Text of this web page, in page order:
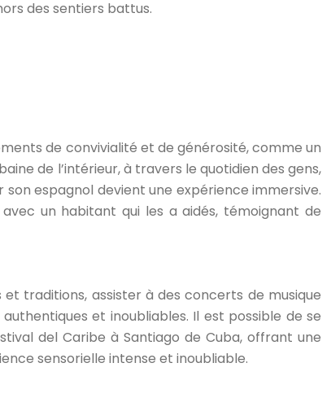
des sentiers battus.
de convivialité et de générosité, comme un
de l’intérieur, à travers le quotidien des gens,
espagnol devient une expérience immersive.
un habitant qui les a aidés, témoignant de
traditions, assister à des concerts de musique
et inoubliables. Il est possible de se
del Caribe à Santiago de Cuba, offrant une
sensorielle intense et inoubliable.